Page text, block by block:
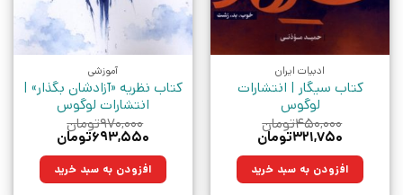
ادبیات ایران
کتاب سیگار | انتشارات
لوگوس
۴۵۰,۰۰۰تومان
قیمت
۴۵۰,۰۰۰تومان
بود.
۳۲۱,۷۵۰تومان
۳۲۱,۷۵۰تومان.افزودن به سبد خرید
آموزشی
کتاب نظریه «آزادشان بگذار» |
انتشارات لوگوس
۹۷۰,۰۰۰تومان
قیمت
۹۷۰,۰۰۰تومان
بود.
۶۹۳,۵۵۰تومان
۶۹۳,۵۵۰تومان. افزودن به سبد خرید